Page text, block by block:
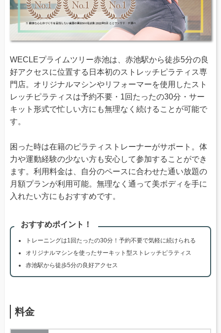
WECLEプライムツリー赤池は、赤池駅から徒歩5分の良
好アクセスに位置する日本初のストレッチピラティス専
門店。オリジナルマシンやリフォーマーを使用したスト
レッチピラティスは予約不要・1回たったの30分・サー
キット形式で忙しい方にも無理なく続けることが可能で
す。
困った時は在籍のピラティストレーナーがサポート。体
力や運動経験の少ない方も安心して参加することができ
ます。利用料金は、自分のペースに合わせた通い放題の
月額プランが利用可能。無理なく通って美ボディを手に
入れたい方にもおすすめです。
おすすめポイント！
トレーニングは1回たったの30分！予約不要で気軽に続けられる
オリジナルマシンを使ったサーキット型ストレッチピラティス
赤池駅から徒歩5分の良好アクセス
料金